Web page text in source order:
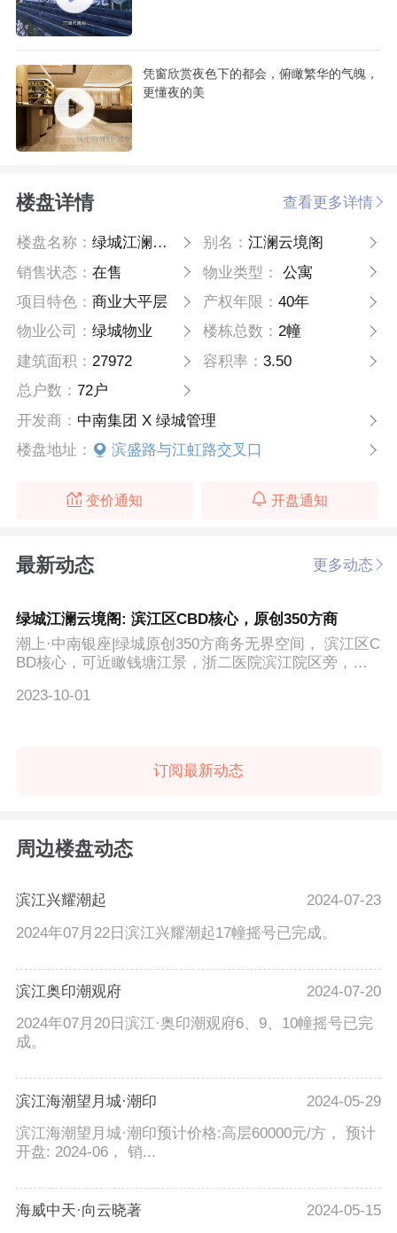
凭窗欣赏夜色下的都会，俯瞰繁华的气魄，
更懂夜的美
楼盘详情 查看更多详情
楼盘名称：绿城江澜云境阁 别名： 江澜云境阁
销售状态：在售 物业类型：
公寓
项目特色：商业大平层 产权年限： 40年
物业公司：绿城物业 楼栋总数： 2幢
建筑面积：27972 容积率： 3.50
总户数：72户
开发商： 中南集团 X 绿城管理
楼盘地址：
滨盛路与江虹路交叉口
变价通知 开盘通知
最新动态 更多动态
绿城江澜云境阁: 滨江区CBD核心，原创350方商
潮上·中南银座|绿城原创350方商务无界空间， 滨江区C
BD核心，可近瞰钱塘江景，浙二医院滨江院区旁，毗
2023-10-01
订阅最新动态
周边楼盘动态
滨江兴耀潮起
2024-07-23
2024年07月22日滨江兴耀潮起17幢摇号已完成。
滨江奥印潮观府
2024-07-20
2024年07月20日滨江·奥印潮观府6、9、10幢摇号已完
成。
滨江海潮望月城·潮印
2024-05-29
滨江海潮望月城·潮印预计价格:高层60000元/方， 预计
开盘: 2024-06， 销...
海威中天·向云晓著
2024-05-15